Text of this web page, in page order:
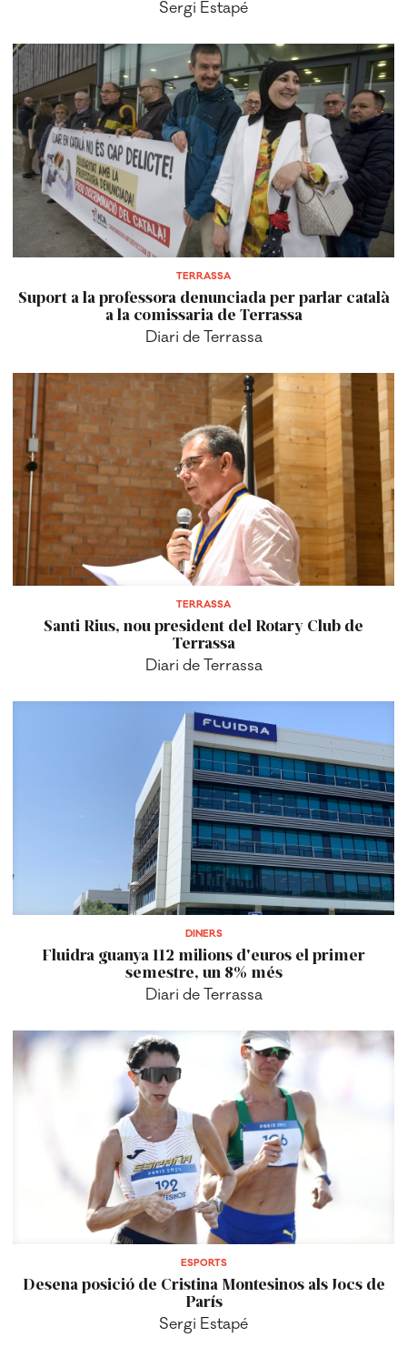
TERRASSA
Suport a la professora denunciada per parlar català
a la comissaria de Terrassa
Diari de Terrassa
TERRASSA
Santi Rius, nou president del Rotary Club de
Terrassa
Diari de Terrassa
DINERS
Fluidra guanya 112 milions d'euros el primer
semestre, un 8% més
Diari de Terrassa
ESPORTS
Desena posició de Cristina Montesinos als Jocs de
París
Sergi Estapé